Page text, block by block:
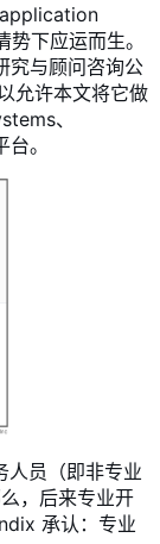
下应运而生。
究与顾问咨询公
允许本文将它做
、
。
员（即非专业
，后来专业开
承认：专业